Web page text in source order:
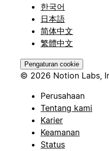
한국어
日本語
简体中文
繁體中文
Pengaturan cookie
© 2026 Notion Labs,
Perusahaan
Tentang kami
Karier
Keamanan
Status